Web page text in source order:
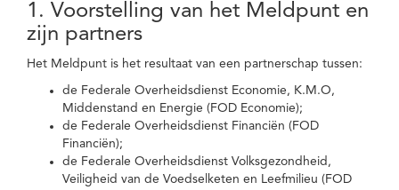
1. Voorstelling van het Meldpunt en
zijn partners
Het Meldpunt is het resultaat van een partnerschap tussen:
de Federale Overheidsdienst Economie, K.M.O,
Middenstand en Energie (FOD Economie);
de Federale Overheidsdienst Financiën (FOD
Financiën);
de Federale Overheidsdienst Volksgezondheid,
Veiligheid van de Voedselketen en Leefmilieu (FOD